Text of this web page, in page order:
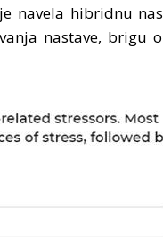
navela hibridnu
nastave, brigu